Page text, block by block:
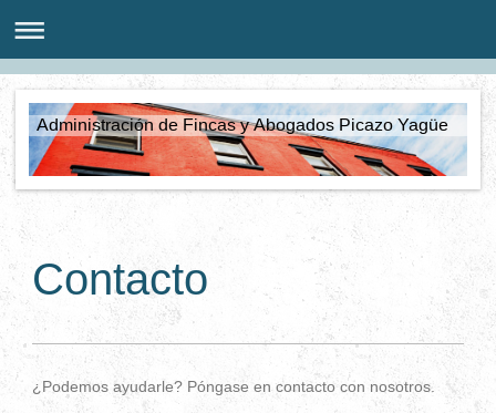
Administración de Fincas y Abogados Picazo Yagüe
Contacto
¿Podemos ayudarle? Póngase en contacto con nosotros.